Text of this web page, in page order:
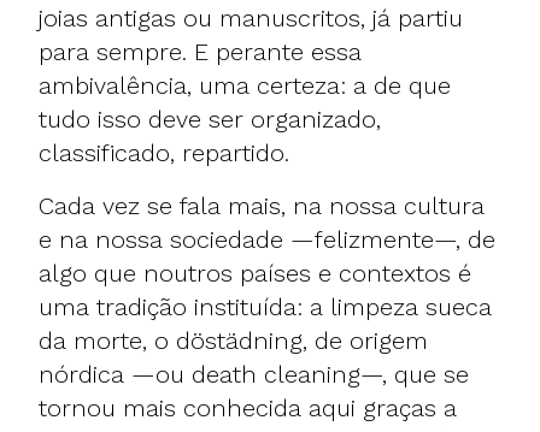
joias antigas ou manuscritos, já partiu
para sempre. E perante essa
ambivalência, uma certeza: a de que
tudo isso deve ser organizado,
classificado, repartido.
Cada vez se fala mais, na nossa cultura
e na nossa sociedade —felizmente—, de
algo que noutros países e contextos é
uma tradição instituída: a limpeza sueca
da morte, o döstädning, de origem
nórdica —ou death cleaning—, que se
tornou mais conhecida aqui graças a